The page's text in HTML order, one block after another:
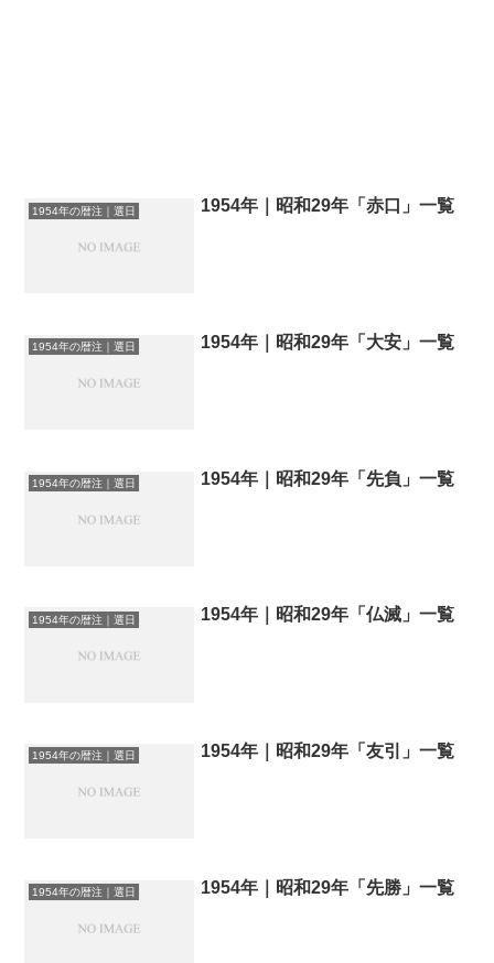
1954年の暦注｜選日 1954年｜昭和29年「赤口」一覧
1954年の暦注｜選日 1954年｜昭和29年「大安」一覧
1954年の暦注｜選日 1954年｜昭和29年「先負」一覧
1954年の暦注｜選日 1954年｜昭和29年「仏滅」一覧
1954年の暦注｜選日 1954年｜昭和29年「友引」一覧
1954年の暦注｜選日 1954年｜昭和29年「先勝」一覧